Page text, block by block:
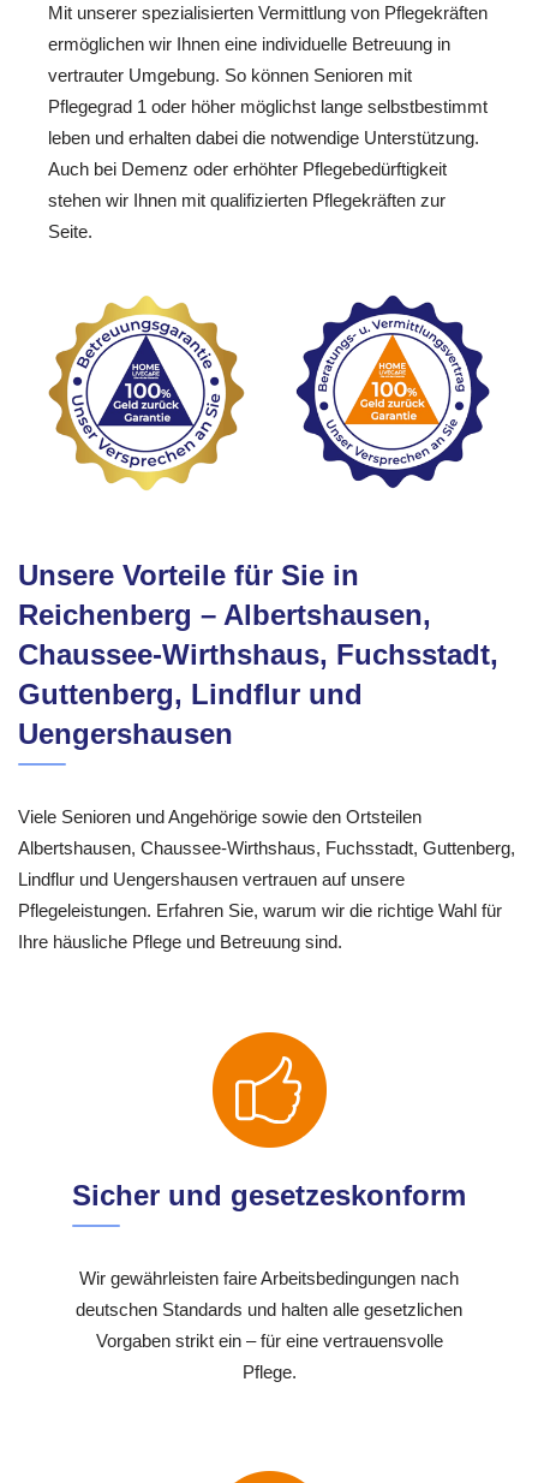
Mit unserer spezialisierten Vermittlung von Pflegekräften
ermöglichen wir Ihnen eine individuelle Betreuung in
vertrauter Umgebung. So können Senioren mit
Pflegegrad 1 oder höher möglichst lange selbstbestimmt
leben und erhalten dabei die notwendige Unterstützung.
Auch bei Demenz oder erhöhter Pflegebedürftigkeit
stehen wir Ihnen mit qualifizierten Pflegekräften zur
Seite.
Unsere Vorteile für Sie in
Reichenberg – Albertshausen,
Chaussee-Wirthshaus, Fuchsstadt,
Guttenberg, Lindflur und
Uengershausen
Viele Senioren und Angehörige sowie den Ortsteilen
Albertshausen, Chaussee-Wirthshaus, Fuchsstadt, Guttenberg,
Lindflur und Uengershausen vertrauen auf unsere
Pflegeleistungen. Erfahren Sie, warum wir die richtige Wahl für
Ihre häusliche Pflege und Betreuung sind.
Sicher und gesetzeskonform
Wir gewährleisten faire Arbeitsbedingungen nach
deutschen Standards und halten alle gesetzlichen
Vorgaben strikt ein – für eine vertrauensvolle
Pflege.